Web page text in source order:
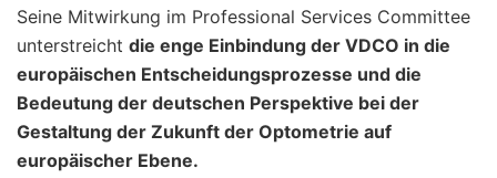
Seine Mitwirkung im Professional Services Committee
unterstreicht die enge Einbindung der VDCO in die
europäischen Entscheidungsprozesse und die
Bedeutung der deutschen Perspektive bei der
Gestaltung der Zukunft der Optometrie auf
europäischer Ebene.